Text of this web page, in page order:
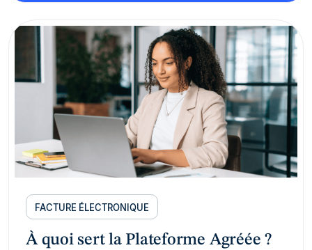
FACTURE ÉLECTRONIQUE
À quoi sert la Plateforme Agréée ?